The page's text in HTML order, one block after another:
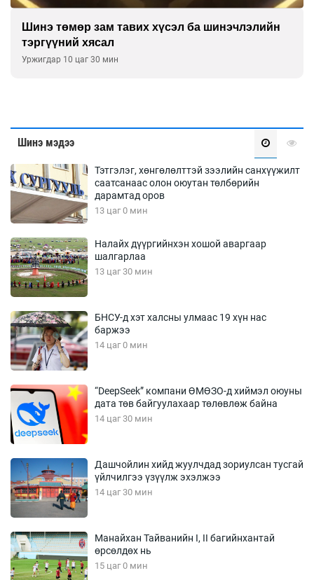
Ашгийг нь хүртдэг шигээ рашаанаа тордъё
Уржигдар 09 цаг 00 мин
Шинэ мэдээ
Тэтгэлэг, хөнгөлөлттэй зээлийн санхүүжилт
саатсанаас олон оюутан төлбөрийн
дарамтад оров
13 цаг 0 мин
Налайх дүүргийнхэн хошой аваргаар
шалгарлаа
13 цаг 30 мин
БНСУ-д хэт халсны улмаас 19 хүн нас
баржээ
14 цаг 0 мин
“DeepSeek” компани ӨМӨЗО-д хиймэл оюуны
дата төв байгуулахаар төлөвлөж байна
14 цаг 30 мин
Дашчойлин хийд жуулчдад зориулсан тусгай
үйлчилгээ үзүүлж эхэлжээ
14 цаг 30 мин
Манайхан Тайванийн I, II багийнхантай
өрсөлдөх нь
15 цаг 0 мин